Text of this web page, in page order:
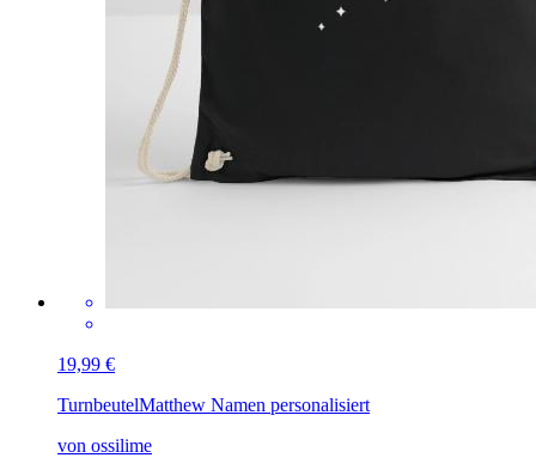
19,99 €
TurnbeutelMatthew Namen personalisiert
von ossilime